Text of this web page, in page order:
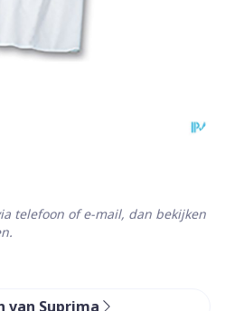
telefoon of e-mail, dan bekijken
van Suprima